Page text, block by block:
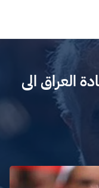
العراق الى